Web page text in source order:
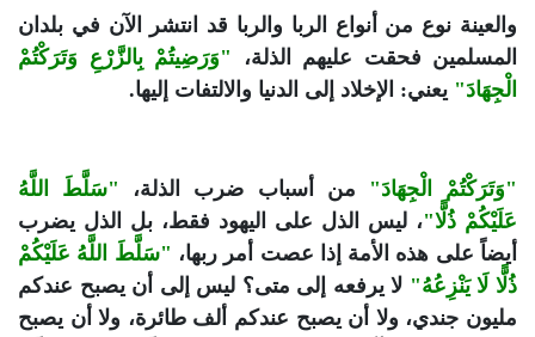
والعينة نوع من أنواع الربا والربا قد انتشر الآن في بلدان
المسلمين فحقت عليهم الذلة، "وَرَضِيتُمْ بِالزَّرْعِ وَتَرَكْتُمْ
الْجِهَادَ" يعني: الإخلاد إلى الدنيا والالتفات إليها.
"وَتَرَكْتُمْ الْجِهَادَ" من أسباب ضرب الذلة،
"سَلَّطَ اللَّهُ
عَلَيْكُمْ ذُلًّا"، ليس الذل على اليهود فقط، بل الذل يضرب
أيضاً على هذه الأمة إذا عصت أمر ربها، "سَلَّطَ اللَّهُ عَلَيْكُمْ
ذُلًّا لَا يَنْزِعُهُ" لا يرفعه إلى متى؟ ليس إلى أن يصبح عندكم
مليون جندي، ولا أن يصبح عندكم ألف طائرة، ولا أن يصبح